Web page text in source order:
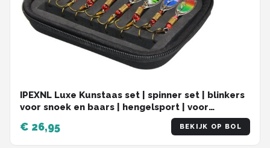
IPEXNL Luxe Kunstaas set | spinner set | blinkers
voor snoek en baars | hengelsport | voor
€ 26,95 BEKIJK OP BOL